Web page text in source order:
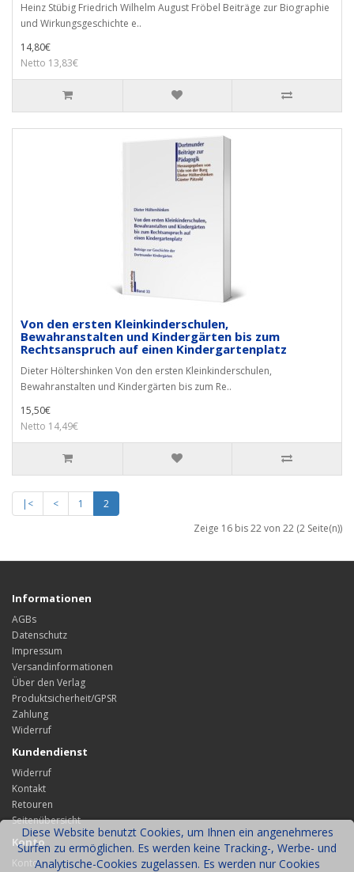
Diese Website benutzt Cookies, um Ihnen ein angenehmeres
Surfen zu ermöglichen. Es werden keine Tracking-, Werbe- und
Analytische-Cookies zugelassen. Es werden nur Cookies
Heinz Stübig Friedrich Wilhelm August Fröbel Beiträge zur Biographie
und Wirkungsgeschichte e..
14,80€
Netto 13,83€
Von den ersten Kleinkinderschulen,
Bewahranstalten und Kindergärten bis zum
Rechtsanspruch auf einen Kindergartenplatz
Dieter Höltershinken Von den ersten Kleinkinderschulen,
Bewahranstalten und Kindergärten bis zum Re..
15,50€
Netto 14,49€
|< < 1
2
Zeige 16 bis 22 von 22 (2 Seite(n))
Informationen
AGBs
Datenschutz
Impressum
Versandinformationen
Über den Verlag
Produktsicherheit/GPSR
Zahlung
Widerruf
Kundendienst
Widerruf
Kontakt
Retouren
Seitenübersicht
Konto
Konto